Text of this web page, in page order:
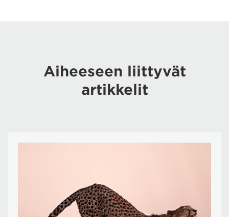
Aiheeseen liittyvät
artikkelit